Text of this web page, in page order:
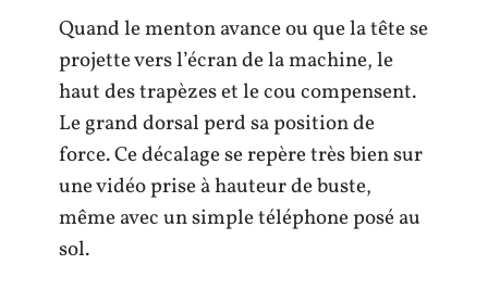
Quand le menton avance ou que la tête se
projette vers l’écran de la machine, le
haut des trapèzes et le cou compensent.
Le grand dorsal perd sa position de
force. Ce décalage se repère très bien sur
une vidéo prise à hauteur de buste,
même avec un simple téléphone posé au
sol.